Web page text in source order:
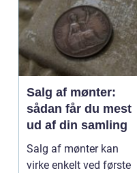
Salg af mønter:
sådan får du mest
ud af din samling
Salg af mønter kan
virke enkelt ved første